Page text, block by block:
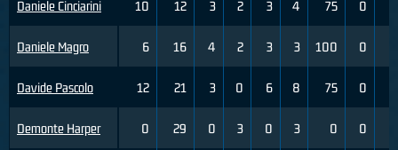
Daniele Cinciarini
Daniele Magro
Davide Pascolo
Demonte Harper
10 12 3 2 3 4 75 0
6 16 4 2 3 3 100 0
12 21 3 0 6 8 75 0
0 29 0 3 0 3 0 0